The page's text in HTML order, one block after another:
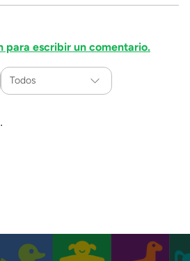
para escribir un comentario.
Todos